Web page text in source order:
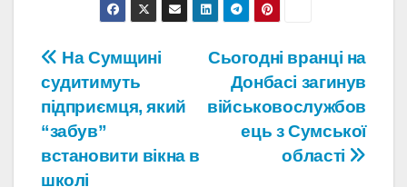
Навігація
записів
Сьогодні вранці на
Донбасі загинув
військовослужбов
ець з Сумської
області
На Сумщині
судитимуть
підприємця, який
“забув”
встановити вікна в
школі